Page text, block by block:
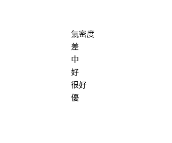
氣密度
差
中
好
很好
優